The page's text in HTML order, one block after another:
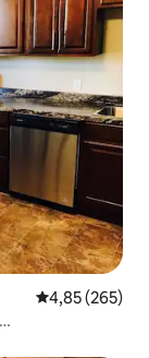
Gemiddelde
4,85 (265)